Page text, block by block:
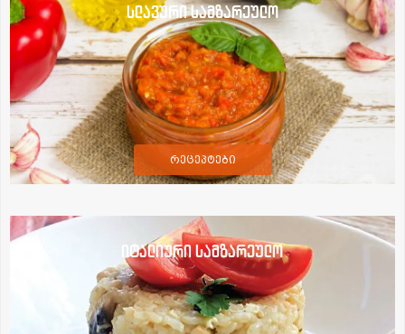
სლავური სამზარეულო
რეცეპტები
იტალიური სამზარეულო